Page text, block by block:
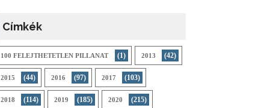
Címkék
100 FELEJTHETETLEN PILLANAT (1) 2013 (42)
2015 (44) 2016 (97) 2017 (103)
2018 (114) 2019 (185) 2020 (215)